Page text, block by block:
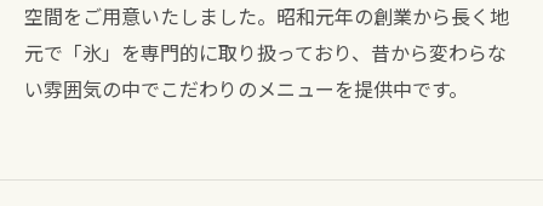
空間をご用意いたしました。昭和元年の創業から長く地
元で「氷」を専門的に取り扱っており、昔から変わらな
い雰囲気の中でこだわりのメニューを提供中です。